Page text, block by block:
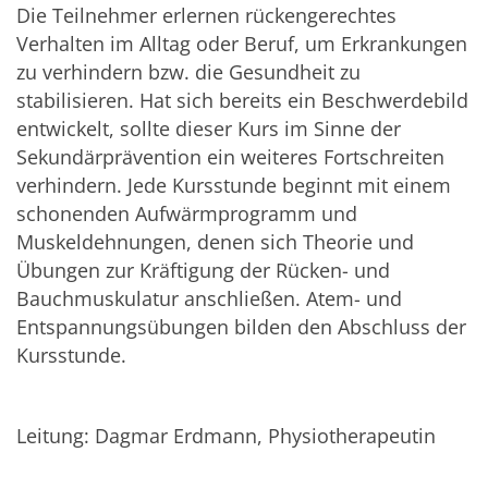
Die Teilnehmer erlernen rückengerechtes
Verhalten im Alltag oder Beruf, um Erkrankungen
zu verhindern bzw. die Gesundheit zu
stabilisieren. Hat sich bereits ein Beschwerdebild
entwickelt, sollte dieser Kurs im Sinne der
Sekundärprävention ein weiteres Fortschreiten
verhindern. Jede Kursstunde beginnt mit einem
schonenden Aufwärmprogramm und
Muskeldehnungen, denen sich Theorie und
Übungen zur Kräftigung der Rücken- und
Bauchmuskulatur anschließen. Atem- und
Entspannungsübungen bilden den Abschluss der
Kursstunde.
Leitung: Dagmar Erdmann, Physiotherapeutin